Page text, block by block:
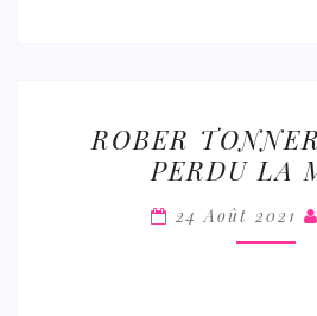
N’A
PAS
ROBER
PERDU LA
24 Août 2021